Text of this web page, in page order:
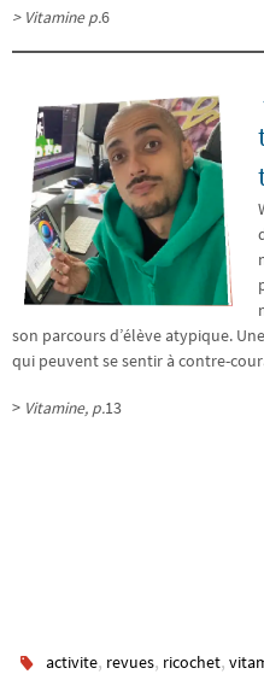
> Vitamine p.6
son parcours d’élève atypique.
qui peuvent se sentir à contre-
> Vitamine, p.13
activite, revues, ricochet,